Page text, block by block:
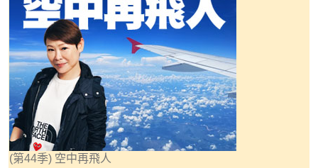
(第44季) 空中再飛人